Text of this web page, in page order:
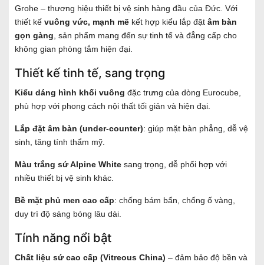
Grohe – thương hiệu thiết bị vệ sinh hàng đầu của Đức. Với
thiết kế vuông vức, mạnh mẽ kết hợp kiểu lắp đặt âm bàn
gọn gàng , sản phẩm mang đến sự tinh tế và đẳng cấp cho
không gian phòng tắm hiện đại.
Thiết kế tinh tế, sang trọng
Kiểu dáng hình khối vuông đặc trưng của dòng Eurocube,
phù hợp với phong cách nội thất tối giản và hiện đại.
Lắp đặt âm bàn (under-counter): giúp mặt bàn phẳng, dễ vệ
sinh, tăng tính thẩm mỹ.
Màu trắng sứ Alpine White sang trọng, dễ phối hợp với
nhiều thiết bị vệ sinh khác.
Bề mặt phủ men cao cấp: chống bám bẩn, chống ố vàng,
duy trì độ sáng bóng lâu dài.
Tính năng nổi bật
Chất liệu sứ cao cấp (Vitreous China) – đảm bảo độ bền và